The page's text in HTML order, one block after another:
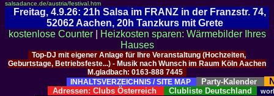
salsadance.de/austria/festival.htm
Freitag, 4.9.26: 21h Salsa im FRANZ in der Franzstr. 74,
52062 Aachen, 20h Tanzkurs mit Grete
kostenlose Counter|
Heizkosten sparen: Wärmebilder Ihres
Hauses
Top-DJ mit eigener Anlage für Ihre Veranstaltung (Hochzeiten,
Geburtstage, Betriebsfeste...) - Musik nach Wunsch im Raum Köln Aachen
M.gladbach: 0163-888 7445
INHALTSVERZEICHNIS / SITE MAP
Party-Kalender
Adressen: Clubs Österreich Clubliste Deutschland